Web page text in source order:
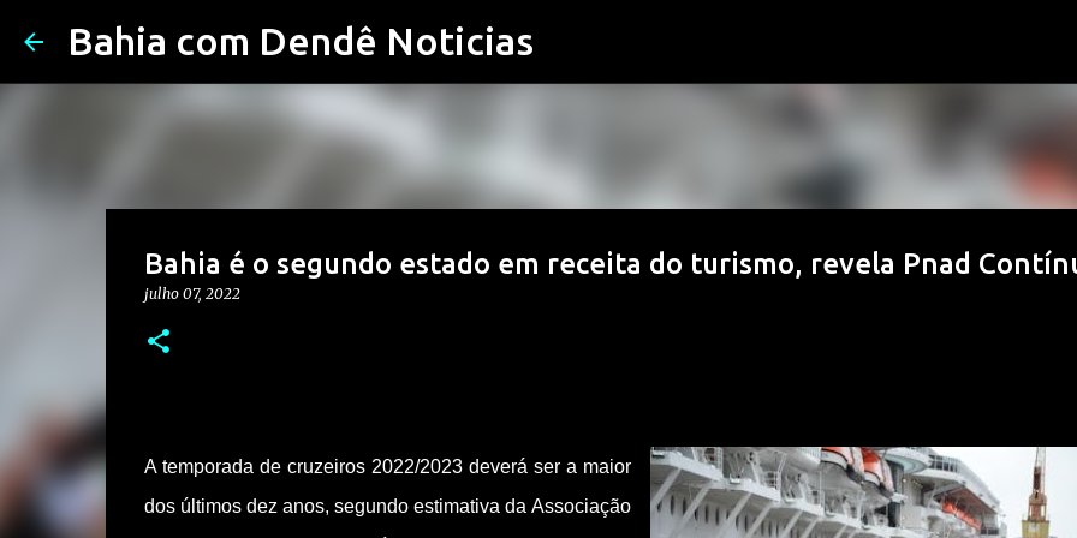
Bahia com Dendê Noticias
Bahia é o segundo estado em receita do turismo, revela Pnad
julho 07, 2022
A temporada de cruzeiros 2022/2023 deverá ser a maior
dos últimos dez anos, segundo estimativa da Associação